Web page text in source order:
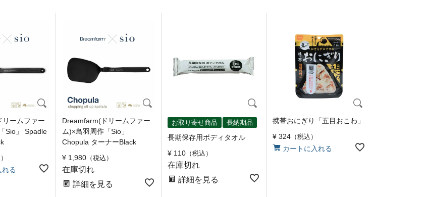
ームファー
Sio」 Spadle
る
Dreamfarm(ドリームファー
ム)×鳥羽周作「Sio」
Chopula ターナーBlack
¥ 1,980 税込
在庫切れ
詳細を見る
お取り寄せ商品 長納期品
長期保存用ボディタオル
¥ 110 税込
在庫切れ
詳細を見る
携帯おにぎり「五目おこわ」
¥ 324 税込
カートに入れる